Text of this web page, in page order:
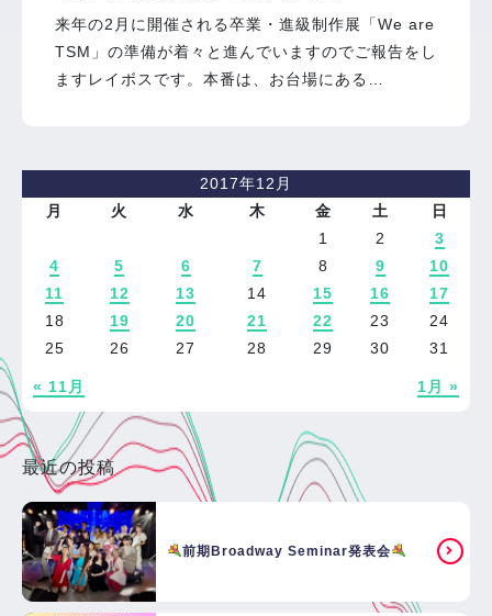
来年の2月に開催される卒業・進級制作展「We are
TSM」の準備が着々と進んでいますのでご報告をし
ますレイボスです。本番は、お台場にある…
2017年12月
月
火 水 木 金 土 日
« 11月 1月 »
1 2
3
4
5 6 7 8 9
10
11
12 13 14 15 16
17
18
19 20 21 22 23
24
25
26 27 28 29 30 31
最近の投稿
前期Broadway Seminar発表会